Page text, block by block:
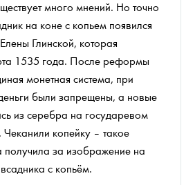
много мнений. Но точно
на коне с копьем появился
Глинской, которая
1535 года. После реформы
монетная система, при
были запрещены, а новые
из серебра на государевом
копейку – такое
получила за изображение на
с копьём.